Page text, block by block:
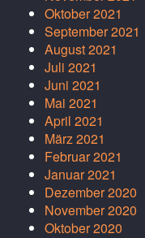
Oktober 2021
September 2021
August 2021
Juli 2021
Juni 2021
Mai 2021
April 2021
März 2021
Februar 2021
Januar 2021
Dezember 2020
November 2020
Oktober 2020